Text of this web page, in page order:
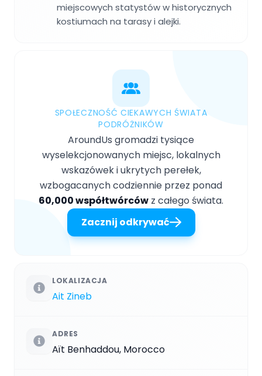
miejscowych statystów w historycznych
kostiumach na tarasy i alejki.
SPOŁECZNOŚĆ CIEKAWYCH ŚWIATA
PODRÓŻNIKÓW
AroundUs gromadzi tysiące
wyselekcjonowanych miejsc, lokalnych
wskazówek i ukrytych perełek,
wzbogacanych codziennie przez ponad
60,000 współtwórców z całego świata.
Zacznij odkrywać
LOKALIZACJA
Ait Zineb
ADRES
Aït Benhaddou, Morocco